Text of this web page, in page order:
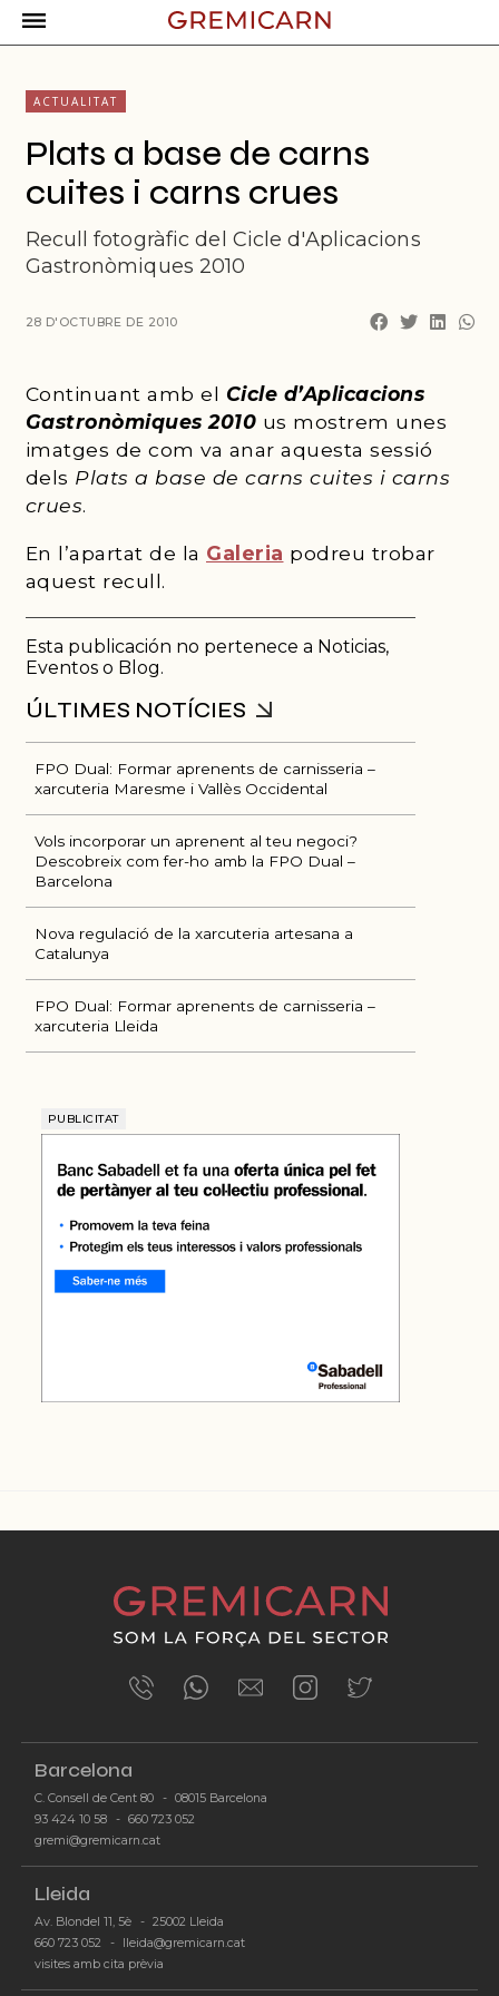
ACTUALITAT
Plats a base de carns
cuites i carns crues
Recull fotogràfic del Cicle d'Aplicacions
Gastronòmiques 2010
Continuant amb el Cicle d’Aplicacions
Gastronòmiques 2010 us mostrem unes
imatges de com va anar aquesta sessió
dels Plats a base de carns cuites i carns
crues.
En l’apartat de la Galeria podreu trobar
aquest recull.
Esta publicación no pertenece a Noticias,
Eventos o Blog.
ÚLTIMES NOTÍCIES
FPO Dual: Formar aprenents de carnisseria –
xarcuteria Maresme i Vallès Occidental
Vols incorporar un aprenent al teu negoci?
Descobreix com fer-ho amb la FPO Dual –
Barcelona
Nova regulació de la xarcuteria artesana a
Catalunya
FPO Dual: Formar aprenents de carnisseria –
xarcuteria Lleida
PUBLICITAT
Barcelona